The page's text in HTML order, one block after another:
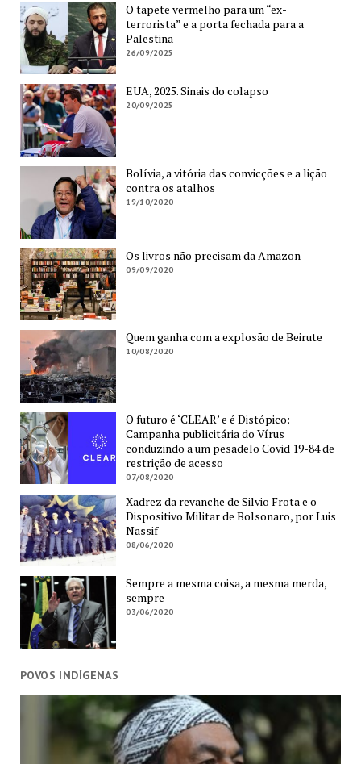
O tapete vermelho para um “ex-
terrorista” e a porta fechada para a
Palestina
26/09/2025
EUA, 2025. Sinais do colapso
20/09/2025
Bolívia, a vitória das convicções e a lição
contra os atalhos
19/10/2020
Os livros não precisam da Amazon
09/09/2020
Quem ganha com a explosão de Beirute
10/08/2020
O futuro é ‘CLEAR’ e é Distópico:
Campanha publicitária do Vírus
conduzindo a um pesadelo Covid 19-84 de
restrição de acesso
07/08/2020
Xadrez da revanche de Silvio Frota e o
Dispositivo Militar de Bolsonaro, por Luis
Nassif
08/06/2020
Sempre a mesma coisa, a mesma merda,
sempre
03/06/2020
POVOS INDÍGENAS